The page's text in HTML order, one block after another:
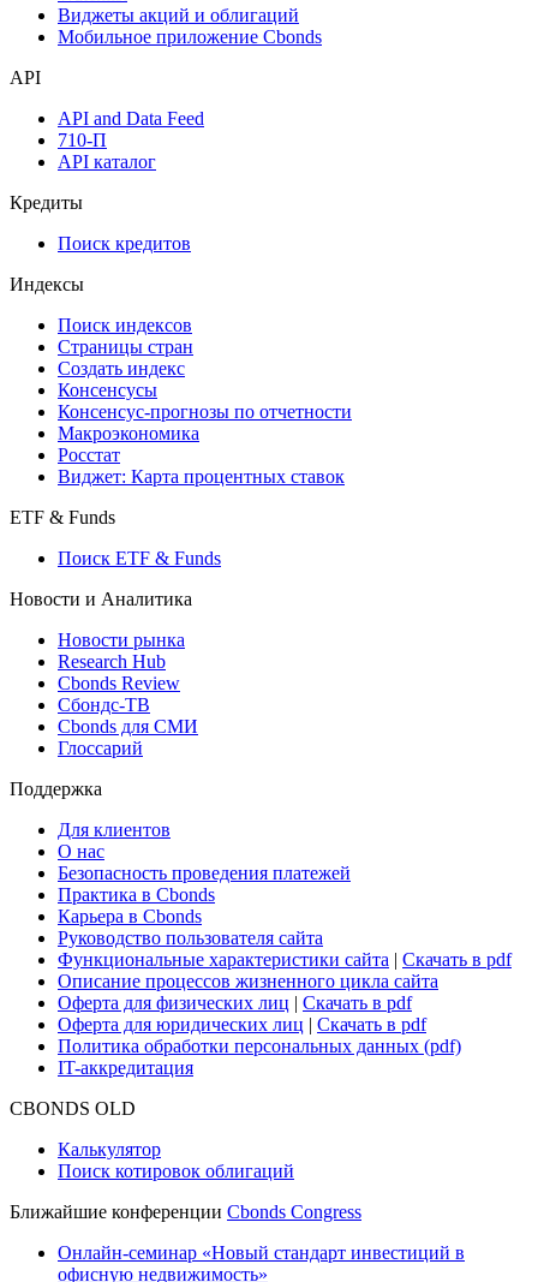
Инструментарий
Надстройка Excel
Мобильное приложение Cbonds
API
API and Data Feed
API каталог
Кредиты
Поиск кредитов
Индексы
Поиск индексов
Страницы стран
Создать индекс
Консенсусы
Консенсус-прогнозы по отчетности
Макроэкономика
Виджет: Карта процентных ставок
ETF & Funds
Поиск ETF & Funds
Новости и Аналитика
Новости рынка
Research Hub
Cbonds Review
Сбондс-ТВ
Глоссарий
Поддержка
Для клиентов
О нас
Безопасность проведения платежей
Практика в Cbonds
Карьера в Cbonds
Руководство пользователя сайта
Функциональные характеристики сайта|Скачать в pdf
Описание процессов жизненного цикла сайта
Оферта для физических лиц
Оферта для юридических лиц
IT-аккредитация
Поиск котировок облигаций